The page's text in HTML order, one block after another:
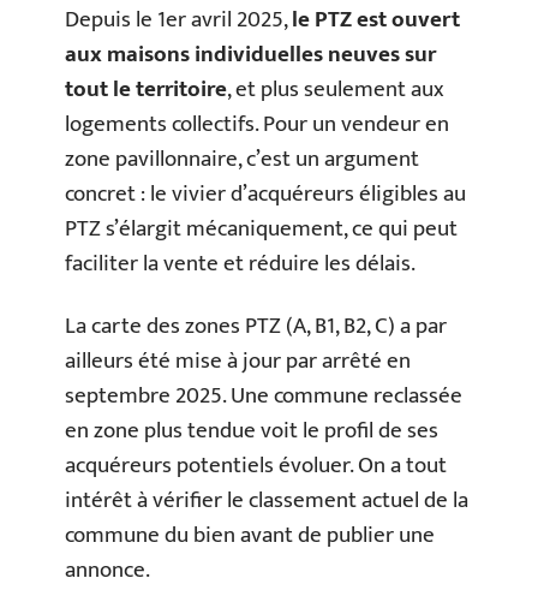
Depuis le 1er avril 2025,le PTZ est ouvert
aux maisons individuelles neuves sur
tout le territoire, et plus seulement aux
logements collectifs. Pour un vendeur en
zone pavillonnaire, c’est un argument
concret : le vivier d’acquéreurs éligibles au
PTZ s’élargit mécaniquement, ce qui peut
faciliter la vente et réduire les délais.
La carte des zones PTZ (A, B1, B2, C) a par
ailleurs été mise à jour par arrêté en
septembre 2025. Une commune reclassée
en zone plus tendue voit le profil de ses
acquéreurs potentiels évoluer. On a tout
intérêt à vérifier le classement actuel de la
commune du bien avant de publier une
annonce.